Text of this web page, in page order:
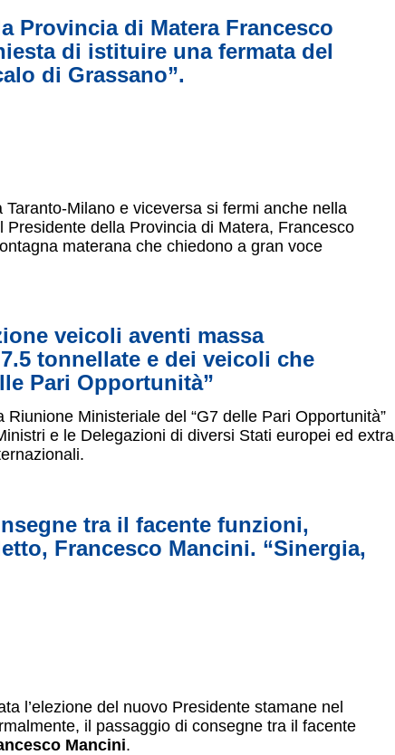
Provincia di Matera Francesco
di istituire una fermata del
di Grassano”.
Milano e viceversa si fermi anche nella
della Provincia di Matera, Francesco
materana che chiedono a gran voce
veicoli aventi massa
tonnellate e dei veicoli che
Pari Opportunità”
Ministeriale del “G7 delle Pari Opportunità”
e le Delegazioni di diversi Stati europei ed extra
tra il facente funzioni,
Francesco Mancini. “Sinergia,
l’elezione del nuovo Presidente stamane nel
il passaggio di consegne tra il facente
Mancini.